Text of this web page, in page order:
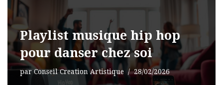
Playlist musique hip hop
pour danser chez soi
parConseil Creation Artistique 28/02/2026